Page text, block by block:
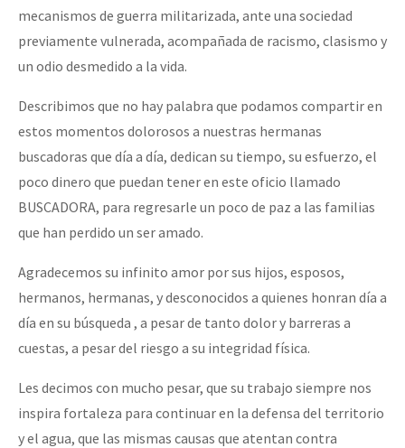
mecanismos de guerra militarizada, ante una sociedad
previamente vulnerada, acompañada de racismo, clasismo y
un odio desmedido a la vida.
Describimos que no hay palabra que podamos compartir en
estos momentos dolorosos a nuestras hermanas
buscadoras que día a día, dedican su tiempo, su esfuerzo, el
poco dinero que puedan tener en este oficio llamado
BUSCADORA, para regresarle un poco de paz a las familias
que han perdido un ser amado.
Agradecemos su infinito amor por sus hijos, esposos,
hermanos, hermanas, y desconocidos a quienes honran día a
día en su búsqueda , a pesar de tanto dolor y barreras a
cuestas, a pesar del riesgo a su integridad física.
Les decimos con mucho pesar, que su trabajo siempre nos
inspira fortaleza para continuar en la defensa del territorio
y el agua, que las mismas causas que atentan contra